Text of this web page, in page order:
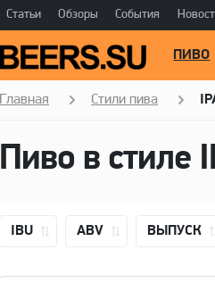
Статьи Обзоры События
ПИВО
Главная Стили пива
Пиво в стиле
IBU ABV ВЫПУСК